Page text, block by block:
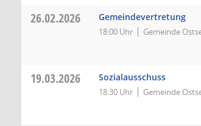
26.02.2026 Gemeindevertretung
18:00 Uhr Gemeinde
19.03.2026 Sozialausschuss
18:30 Uhr Gemeinde